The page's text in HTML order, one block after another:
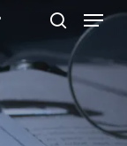
search
Menu